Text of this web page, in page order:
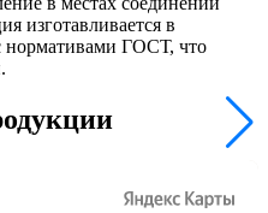
изготавливается в
нормативами ГОСТ, что